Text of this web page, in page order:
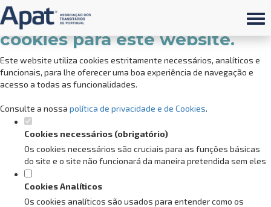
Defina as suas preferências de
cookies para este website.
Este website utiliza cookies estritamente necessários, analíticos e
funcionais, para lhe oferecer uma boa experiência de navegação e
acesso a todas as funcionalidades.
Consulte a nossa política de privacidade e de Cookies.
Cookies necessários (obrigatório)
Os cookies necessários são cruciais para as funções básicas
do site e o site não funcionará da maneira pretendida sem eles
Cookies Analíticos
Os cookies analíticos são usados para entender como os